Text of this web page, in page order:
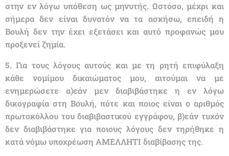
στην εν λόγω υπόθεση ως μηνυτής. Ωστόσο, μέχρι και
σήμερα δεν είναι δυνατόν να τα ασκήσω, επειδή η
Βουλή δεν την έχει εξετάσει και αυτό προφανώς μου
προξενεί ζημία.
5. Για τους λόγους αυτούς και με τη ρητή επιφύλαξη
κάθε νομίμου δικαιώματος μου, αιτούμαι να με
ενημερώσετε α)εάν μεν διαβιβάστηκε η εν λόγω
δικογραφία στη Βουλή, πότε και ποιος είναι ο αριθμός
πρωτοκόλλου του διαβιβαστικού εγγράφου, β)εάν τυχόν
δεν διαβιβάστηκε για ποιους λόγους δεν τηρήθηκε η
κατά νόμω υποχρέωση ΑΜΕΛΛΗΤΙ διαβίβασης της.